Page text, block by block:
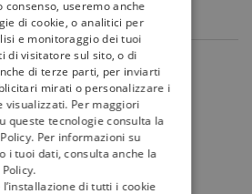
tivù la guida
I programmi
I canali
La Guida +
faq
consenso, useremo anche
di cookie, o analitici per
e monitoraggio dei tuoi
di visitatore sul sito, o di
di terze parti, per inviarti
mirati o personalizzare i
visualizzati. Per maggiori
queste tecnologie consulta la
Per informazioni su
i tuoi dati, consulta anche la
di tutti i cookie